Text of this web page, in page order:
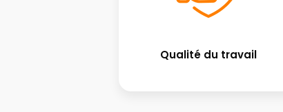
Qualité du travail